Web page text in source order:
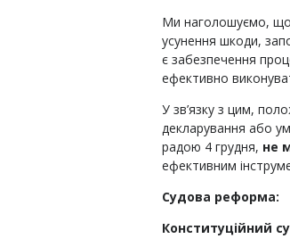
Ми наголошуємо, що
усунення шкоди,
є забезпечення
ефективно
У зв’язку з цим,
декларування або
радою 4 грудня, не
ефективним
Судова реформа:
Конституційний